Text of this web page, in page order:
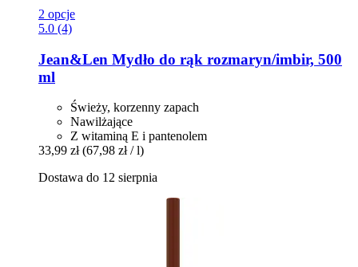
2 opcje
5.0 (4)
Jean&Len Mydło do rąk rozmaryn/imbir, 500
ml
Świeży, korzenny zapach
Nawilżające
Z witaminą E i pantenolem
33,99 zł (67,98 zł / l)
Dostawa do 12 sierpnia